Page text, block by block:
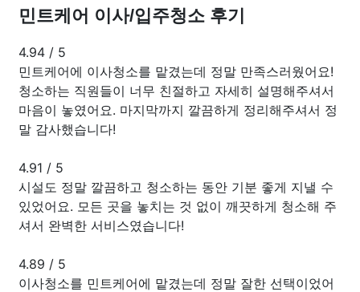
민트케어 이사/입주청소 후기
4.94 / 5
민트케어에 이사청소를 맡겼는데 정말 만족스러웠어요!
청소하는 직원들이 너무 친절하고 자세히 설명해주셔서
마음이 놓였어요. 마지막까지 깔끔하게 정리해주셔서 정
말 감사했습니다!
4.91 / 5
시설도 정말 깔끔하고 청소하는 동안 기분 좋게 지낼 수
있었어요. 모든 곳을 놓치는 것 없이 깨끗하게 청소해 주
셔서 완벽한 서비스였습니다!
4.89 / 5
이사청소를 민트케어에 맡겼는데 정말 잘한 선택이었어